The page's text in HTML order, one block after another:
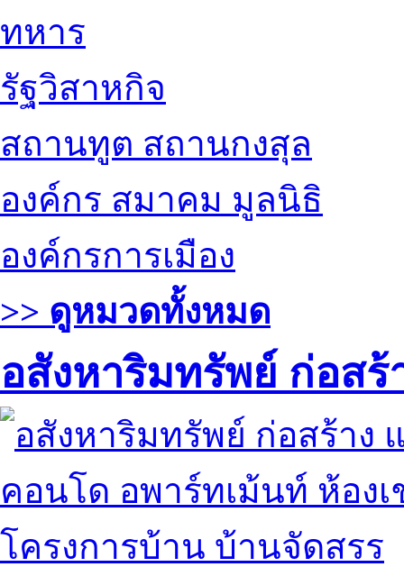
ทหาร
รัฐวิสาหกิจ
สถานทูต สถานกงสุล
องค์กร สมาคม มูลนิธิ
องค์กรการเมือง
>> ดูหมวดทั้งหมด
อสังหาริมทรัพย์ ก่อส
คอนโด อพาร์ทเม้นท์ ห้องเ
โครงการบ้าน บ้านจัดสรร